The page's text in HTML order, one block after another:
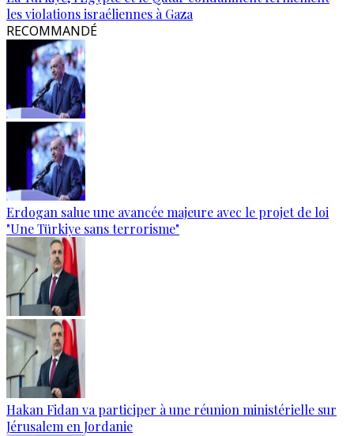
les violations israéliennes à Gaza
RECOMMANDÉ
Erdogan salue une avancée majeure avec le projet de loi
"Une Türkiye sans terrorisme"
Hakan Fidan va participer à une réunion ministérielle sur
Jérusalem en Jordanie